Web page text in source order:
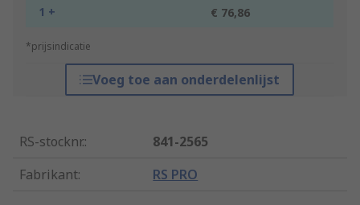
1 + € 76,86
*prijsindicatie
Voeg toe aan onderdelenlijst
RS-stocknr.:
841-2565
Fabrikant: RS PRO